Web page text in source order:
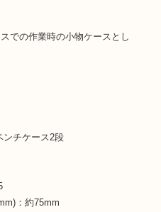
での作業時の小物ケースとし
ンチケース2段
：約75mm